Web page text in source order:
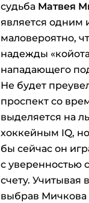
судьба Матвея
является одним
маловероятно,
надежды
нападающего
Не будет
проспект со
выделяется на
хоккейным IQ,
бы сейчас он
с уверенностью
счету. Учитывая
выбрав